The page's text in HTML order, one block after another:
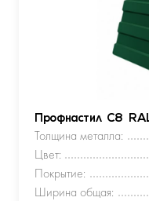
Профнастил С8
Толщина металла:
Цвет:
Покрытие:
Ширина общая: